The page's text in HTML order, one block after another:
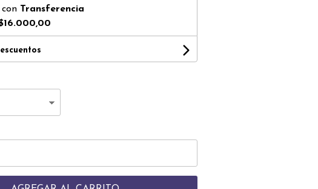
con Transferencia